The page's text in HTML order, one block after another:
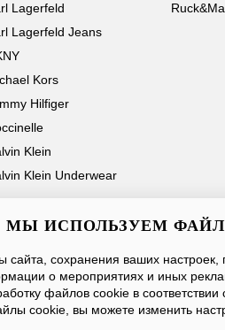
Lagerfeld
Lagerfeld Jeans
Kors
Hilfiger
Klein
Klein Underwear
имя
на кнопку «Отправить», вы
МЫ ИСПОЛЬЗУЕМ
сохранения ваших
о мероприятиях и иных
файлов cookie в соответствии
cookie, вы можете изменить